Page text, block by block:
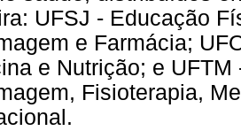
UFSJ - Educação
e Farmácia;
e Nutrição; e
Fisioterapia,